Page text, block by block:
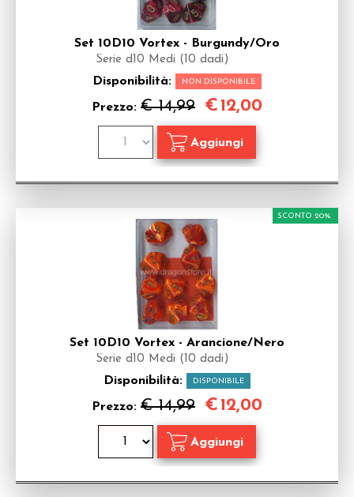
Set 10D10 Vortex - Burgundy/Oro
Serie d10 Medi (10 dadi)
Disponibilità: NON DISPONIBILE
Prezzo: € 14,99 €12,00
Set 10D10 Vortex - Arancione/Nero
Serie d10 Medi (10 dadi)
Disponibilità: DISPONIBILE
Prezzo: € 14,99
SCONTO 20%
€12,00